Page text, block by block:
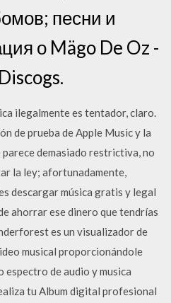
песни и
о Mägo De Oz -
ilegalmente es tentador, claro.
de prueba de Apple Music y la
demasiado restrictiva, no
la ley; afortunadamente,
descargar música gratis y legal
ahorrar ese dinero que tendrías
es un visualizador de
musical proporcionándole
de audio y musica
tu Album digital profesional